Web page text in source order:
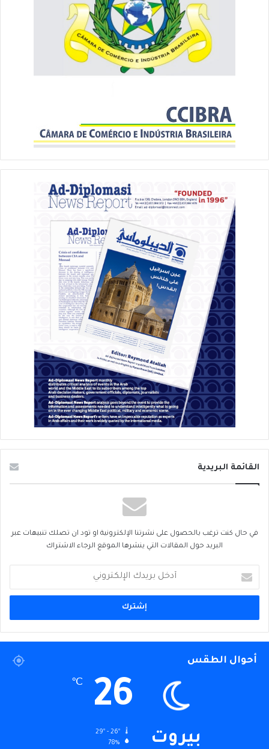
القائمة البريدية
في حال كنت ترغب بالحصول على نشرتنا الإلكترونية او تود ان تصلك تنبيهات عبر
البريد حول المقالات التي ينشرها الموقع الرجاء الاشتراك
بريدك
الإلكتروني
أحوال الطقس
بيروت
26
℃
78%